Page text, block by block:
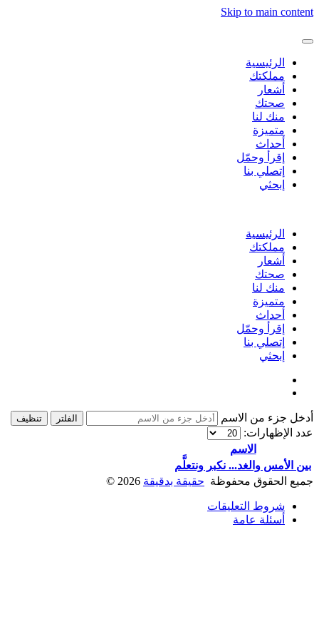
Skip to main content
الرئيسية
مملكتك
أشعار
صحتك
منك لنا
متميزة
أحداث
إقرأ وحمّل
إتصلي بنا
إبحثي
الرئيسية
مملكتك
أشعار
صحتك
منك لنا
متميزة
أحداث
إقرأ وحمّل
إتصلي بنا
إبحثي
أدخل جزء من الاسم الفلتر تنظيف
عدد الإظهارات:
الاسم
بين الأمس والغد... نكبر ونتعلَّم
جميع الحقوق محفوظة حقيقة بدقيقة 2026
©
شروط التعليقات
أسئلة عامة